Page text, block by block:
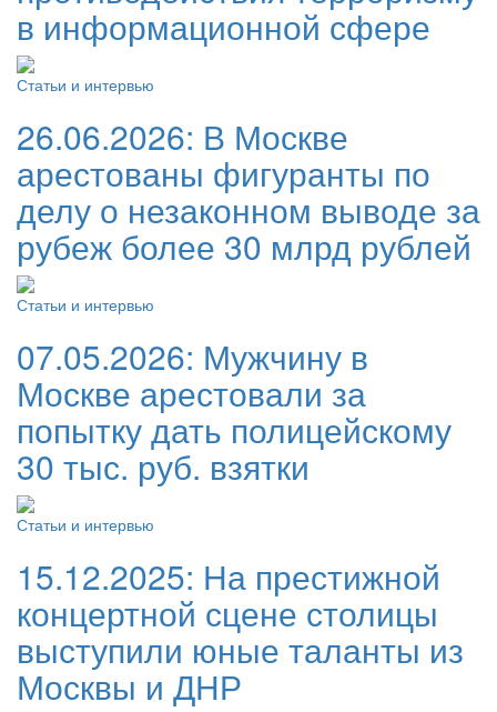
в информационной сфере
Статьи и интервью
26.06.2026: В Москве
арестованы фигуранты по
делу о незаконном выводе за
рубеж более 30 млрд рублей
Статьи и интервью
07.05.2026: Мужчину в
Москве арестовали за
попытку дать полицейскому
30 тыс. руб. взятки
Статьи и интервью
15.12.2025: На престижной
концертной сцене столицы
выступили юные таланты из
Москвы и ДНР